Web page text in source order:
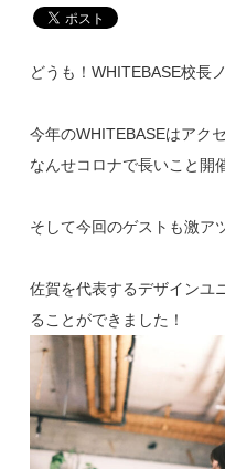
どうも！WHITEBASE校長
今年のWHITEBASEはアク
なんせコロナで長いこと開
そして今回のゲストも激ア
佐賀を代表するデザインユ
ることができました！